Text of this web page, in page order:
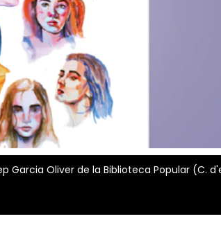
Garcia Oliver de la Biblioteca Popular (C.